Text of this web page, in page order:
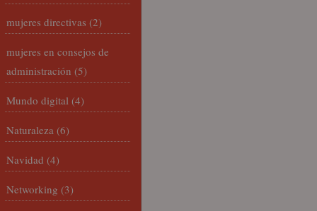
mujeres directivas (2)
mujeres en consejos de
administración (5)
Mundo digital (4)
Naturaleza (6)
Navidad (4)
Networking (3)